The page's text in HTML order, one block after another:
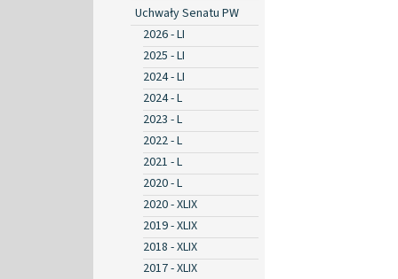
Uchwały Senatu PW
2026 - LI
2025 - LI
2024 - LI
2024 - L
2023 - L
2022 - L
2021 - L
2020 - L
2020 - XLIX
2019 - XLIX
2018 - XLIX
2017 - XLIX